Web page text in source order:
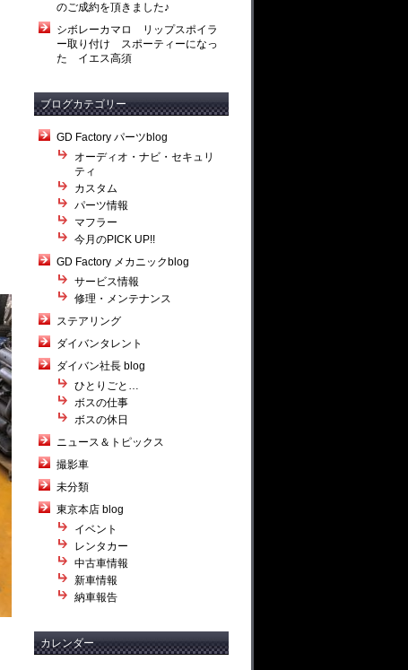
のご成約を頂きました♪
シボレーカマロ リップスポイラ
ー取り付け スポーティーになっ
た イエス高須
ブログカテゴリー
GD Factory パーツblog
オーディオ・ナビ・セキュリ
ティ
カスタム
パーツ情報
マフラー
今月のPICK UP!!
GD Factory メカニックblog
サービス情報
修理・メンテナンス
ステアリング
ダイバンタレント
ダイバン社長 blog
ひとりごと…
ボスの仕事
ボスの休日
ニュース＆トピックス
撮影車
未分類
東京本店 blog
イベント
レンタカー
中古車情報
新車情報
納車報告
カレンダー